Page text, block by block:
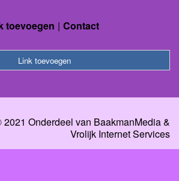
toevoegen Contact
Link toevoegen
Onderdeel van BaakmanMedia&
Vrolijk Internet Services